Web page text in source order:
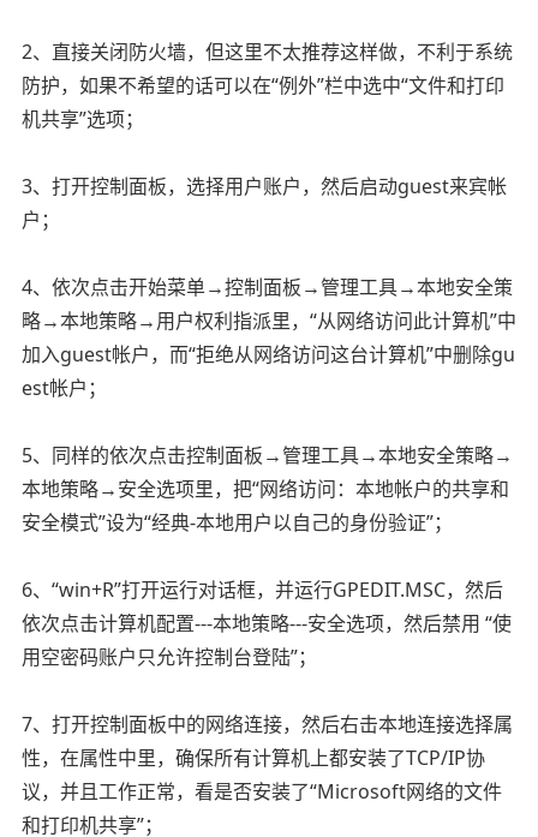
2、直接关闭防火墙，但这里不太推荐这样做，不利于系统
防护，如果不希望的话可以在“例外”栏中选中“文件和打印
机共享”选项；
3、打开控制面板，选择用户账户，然后启动guest来宾帐
户；
4、依次点击开始菜单→控制面板→管理工具→本地安全策
略→本地策略→用户权利指派里，“从网络访问此计算机”中
加入guest帐户，而“拒绝从网络访问这台计算机”中删除gu
est帐户；
5、同样的依次点击控制面板→管理工具→本地安全策略→
本地策略→安全选项里，把“网络访问：本地帐户的共享和
安全模式”设为“经典-本地用户以自己的身份验证”；
6、“win+R”打开运行对话框，并运行GPEDIT.MSC，然后
依次点击计算机配置---本地策略---安全选项，然后禁用 “使
用空密码账户只允许控制台登陆”；
7、打开控制面板中的网络连接，然后右击本地连接选择属
性，在属性中里，确保所有计算机上都安装了TCP/IP协
议，并且工作正常，看是否安装了“Microsoft网络的文件
和打印机共享”；